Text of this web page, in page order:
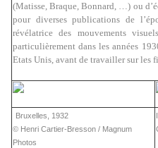
(Matisse, Braque, Bonnard, …) ou
pour diverses publications de
révélatrice des mouvements
particulièrement dans les années
Etats Unis, avant de travailler sur les
Bruxelles, 1932
© Henri Cartier-Bresson / Magnum
Photos